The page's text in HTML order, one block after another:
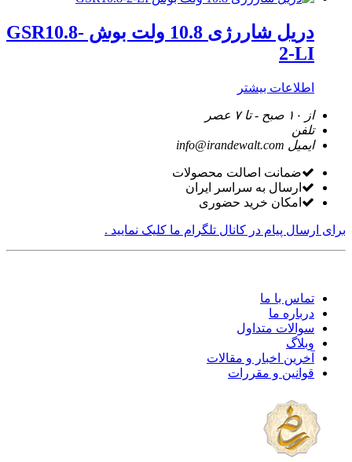
دریل شاررژی 10.8 ولت بوش GSR10.8-
2-LI
اطلاعات بیشتر
از ۱۰ صبح - تا ۷ عصر
تلفن
ایمیل info@irandewalt.com
ضمانت اصالت محصولات
ارسال به سراسر ایران
امکان خرید حضوری
برای ارسال پیام در کانال تلگرام ما کلیک نمایید .
تماس با ما
درباره ما
سوالات متداول
وبلاگ
آخرین اخبار و مقالات
قوانین و مقررات